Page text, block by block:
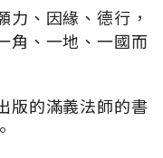
、因緣、德行，
角、一地、一國而
版的滿義法師的書